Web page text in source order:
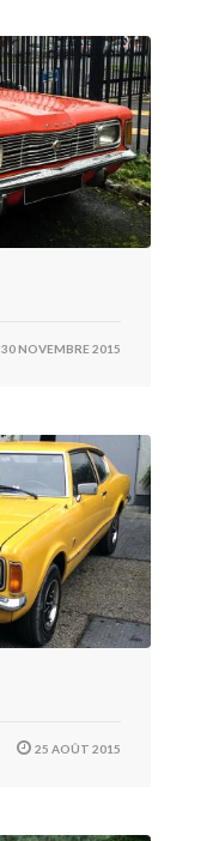
30 NOVEMBRE 2015
25 AOÛT 2015